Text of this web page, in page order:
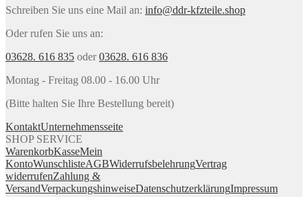
Schreiben Sie uns eine Mail an: info@ddr-kfzteile.shop
Oder rufen Sie uns an:
03628. 616 835 oder03628. 616 836
Montag - Freitag 08.00 - 16.00 Uhr
(Bitte halten Sie Ihre Bestellung bereit)
KontaktUnternehmensseite
SHOP SERVICE
WarenkorbKasseMein
KontoWunschlisteAGBWiderrufsbelehrungVertrag
widerrufenZahlung &
VersandVerpackungshinweiseDatenschutzerklärungImpressum